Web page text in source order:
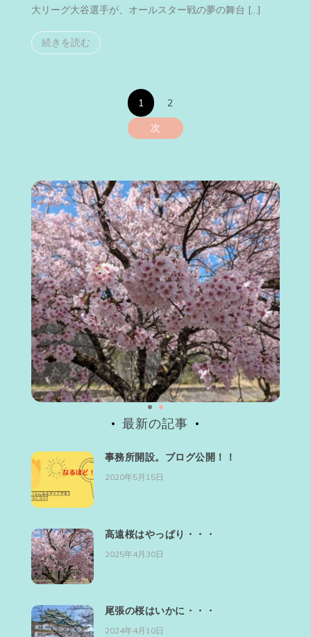
大リーグ大谷選手が、オールスター戦の夢の舞台 […]
続きを読む
投
稿
ペ
ー
ジ
送
り
1
2
次
最新の記事
事務所開設。ブログ公開！！
2020年5月15日
高遠桜はやっぱり・・・
2025年4月30日
尾張の桜はいかに・・・
2024年4月10日